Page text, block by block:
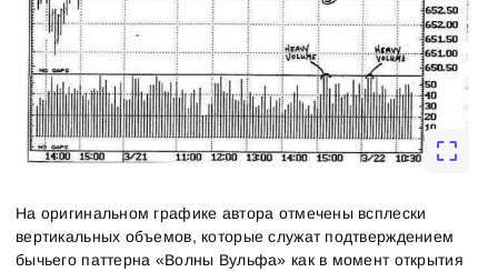
На оригинальном графике автора отмечены всплески
вертикальных объемов, которые служат подтверждением
бычьего паттерна «Волны Вульфа‎» как в момент открытия